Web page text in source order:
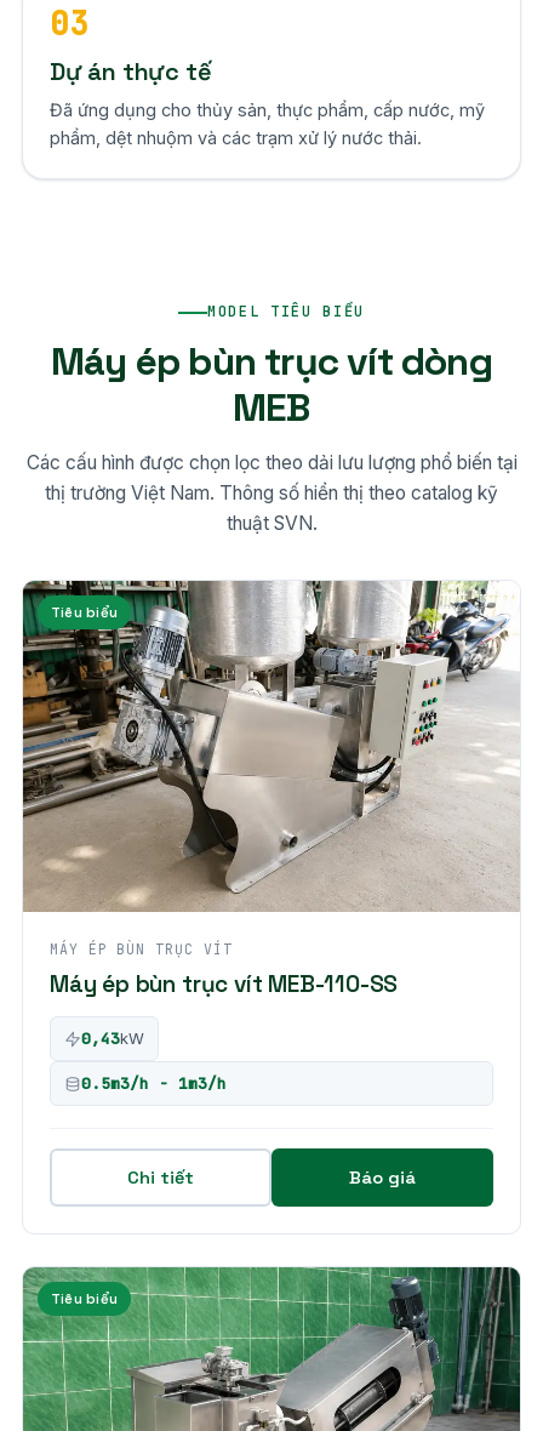
03
Dự án thực tế
Đã ứng dụng cho thủy sản, thực phẩm, cấp nước, mỹ
phẩm, dệt nhuộm và các trạm xử lý nước thải.
MODEL TIÊU BIỂU
Máy ép bùn trục vít dòng
MEB
Các cấu hình được chọn lọc theo dải lưu lượng phổ biến tại
thị trường Việt Nam. Thông số hiển thị theo catalog kỹ
thuật SVN.
Tiêu biểu
MÁY ÉP BÙN TRỤC VÍT
Máy ép bùn trục vít MEB-110-SS
0,43kW
0.5m3/h - 1m3/h
Chi tiết Báo giá
Tiêu biểu